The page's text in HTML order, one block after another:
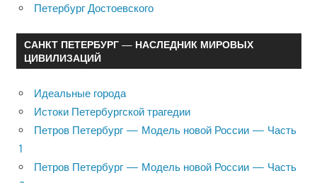
Петербург Достоевского
САНКТ ПЕТЕРБУРГ — НАСЛЕДНИК МИРОВЫХ
ЦИВИЛИЗАЦИЙ
Идеальные города
Истоки Петербургской трагедии
Петров Петербург — Модель новой России — Часть
1
Петров Петербург — Модель новой России — Часть